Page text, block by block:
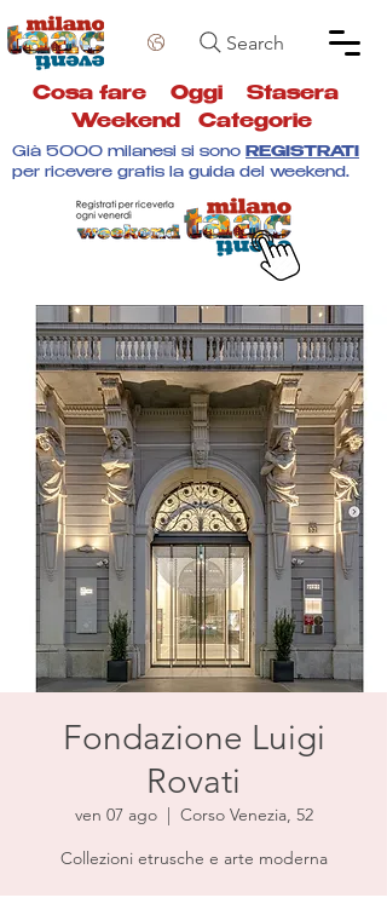
Search
Cosa fare Oggi Stasera
Weekend
Categorie
Già 5000 milanesi si sono REGISTRATI
per ricevere gratis la guida del weekend.
Fondazione Luigi
Rovati
ven 07 ago
  |
Corso Venezia, 52
Collezioni etrusche e arte moderna